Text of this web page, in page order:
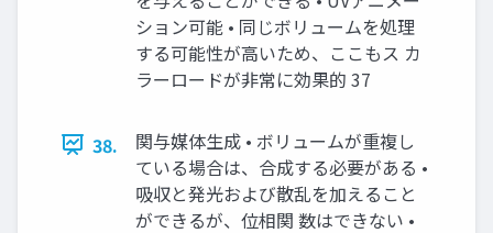
ション可能 • 同じボリュームを処理
する可能性が高いため、ここもス カ
ラーロードが非常に効果的 37
38.
関与媒体生成 • ボリュームが重複し
ている場合は、合成する必要がある •
吸収と発光および散乱を加えること
ができるが、位相関 数はできない •